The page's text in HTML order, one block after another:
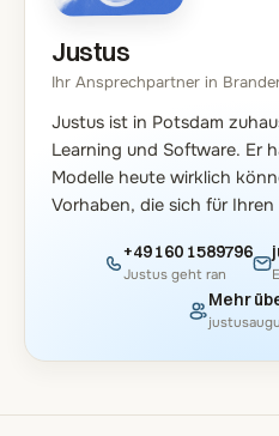
Justus
Ihr Ansprechpartner in
Justus ist in Potsdam
Learning und Software. Er
Modelle heute wirklich
Vorhaben, die sich für
+49 160 1589796
Justus geht ran
Mehr